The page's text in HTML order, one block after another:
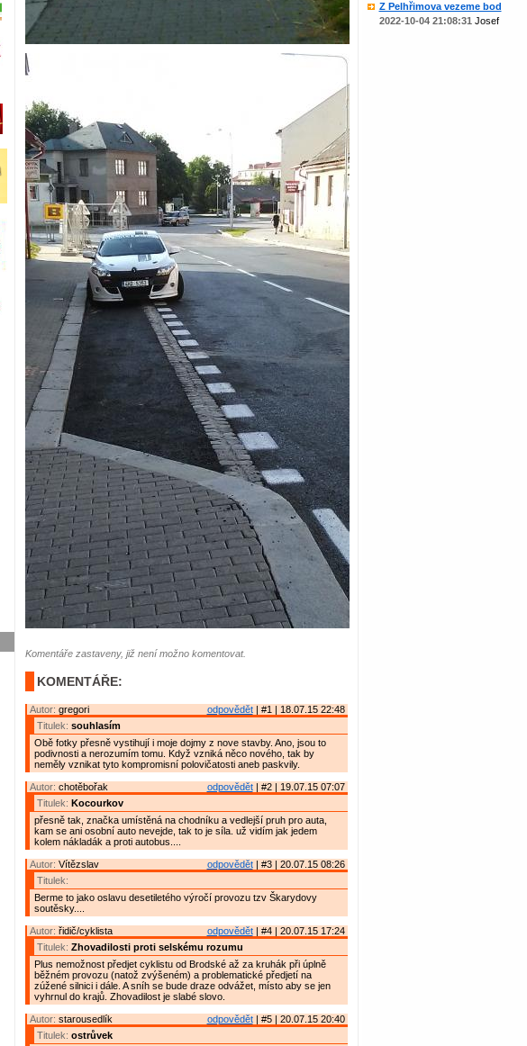
Komentáře zastaveny, již není možno komentovat.
KOMENTÁŘE:
odpovědět| #1 | 18.07.15 22:48
Autor: gregori
Titulek: souhlasím
Obě fotky přesně vystihují i moje dojmy z nove stavby. Ano, jsou to
podivnosti a nerozumím tomu. Když vzniká něco nového, tak by
neměly vznikat tyto kompromisní polovičatosti aneb paskvily.
odpovědět| #2 | 19.07.15 07:07
Autor: chotěbořak
Titulek: Kocourkov
přesně tak, značka umístěná na chodníku a vedlejší pruh pro auta,
kam se ani osobní auto nevejde, tak to je síla. už vidím jak jedem
kolem nákladák a proti autobus....
odpovědět| #3 | 20.07.15 08:26
Autor: Vítězslav
Titulek:
Berme to jako oslavu desetiletého výročí provozu tzv Škarydovy
soutěsky....
odpovědět| #4 | 20.07.15 17:24
Autor: řidič/cyklista
Titulek: Zhovadilosti proti selskému rozumu
Plus nemožnost předjet cyklistu od Brodské až za kruhák při úplně
běžném provozu (natož zvýšeném) a problematické předjetí na
zúžené silnici i dále. A sníh se bude draze odvážet, místo aby se jen
vyhrnul do krajů. Zhovadilost je slabé slovo.
odpovědět| #5 | 20.07.15 20:40
Autor: starousedlík
Titulek: ostrůvek
Z Pelhřimova vezeme bod
2022-10-04 21:08:31 Josef